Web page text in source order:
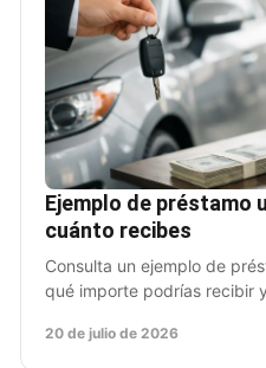
Ejemplo de préstamo
cuánto recibes
Consulta un ejemplo de
qué importe podrías recibir
20 de julio de 2026